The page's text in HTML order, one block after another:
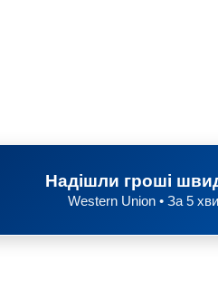
Надішли гроші
Western Union • За 5